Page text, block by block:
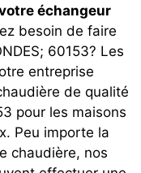
échangeur
besoin de faire
60153? Les
entreprise
de qualité
pour les maisons
Peu importe la
chaudière, nos